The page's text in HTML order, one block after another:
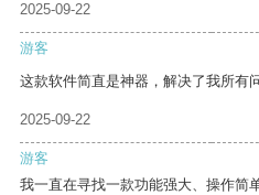
2025-09-22
游客
这款软件简直是神器，解决了我所有问
2025-09-22
游客
我一直在寻找一款功能强大、操作简